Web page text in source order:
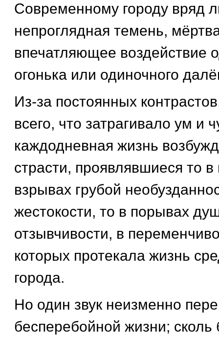
Современному городу вряд
непроглядная темень,
впечатляющее воздействие
огонька или одиночного
Из-за постоянных
всего, что затрагивало ум и
каждодневная жизнь
страсти, проявлявшиеся то
взрывах грубой
жестокости, то в порывах
отзывчивости, в
которых протекала жизнь
города.
Но один звук неизменно
бесперебойной жизни;